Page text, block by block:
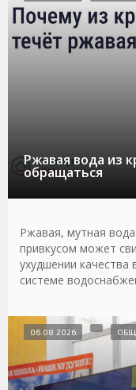
Ржавая вода из
обращаться
Ржавая, мутная
привкусом может
ухудшении качества
системе
06.08.2026